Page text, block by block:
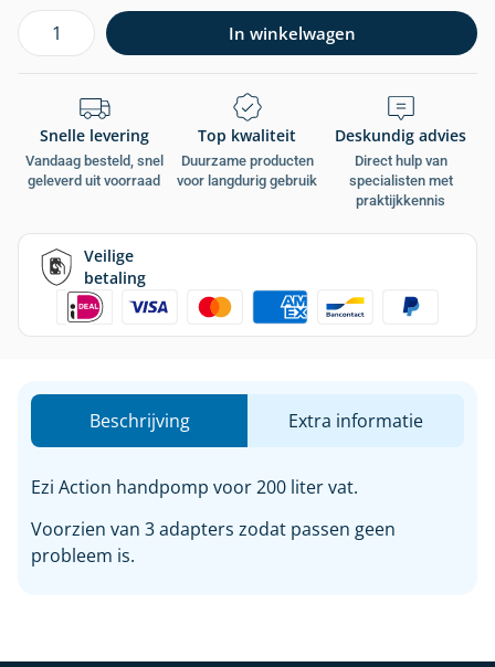
In winkelwagen
Snelle levering
Vandaag besteld, snel
geleverd uit voorraad
Top kwaliteit
Duurzame producten
voor langdurig gebruik
Deskundig advies
Direct hulp van
specialisten met
praktijkkennis
Veilige
betaling
Beschrijving Extra informatie
Ezi Action handpomp voor 200 liter vat.
Voorzien van 3 adapters zodat passen geen
probleem is.